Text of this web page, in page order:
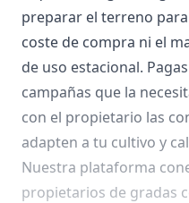
preparar el terreno
coste de compra ni el
de uso estacional.
campañas que la
con el propietario las
adapten a tu cultivo y
Nuestra plataforma
propietarios de gradas